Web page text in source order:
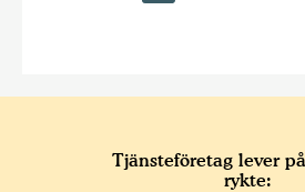
Tjänsteföretag lever
rykte: